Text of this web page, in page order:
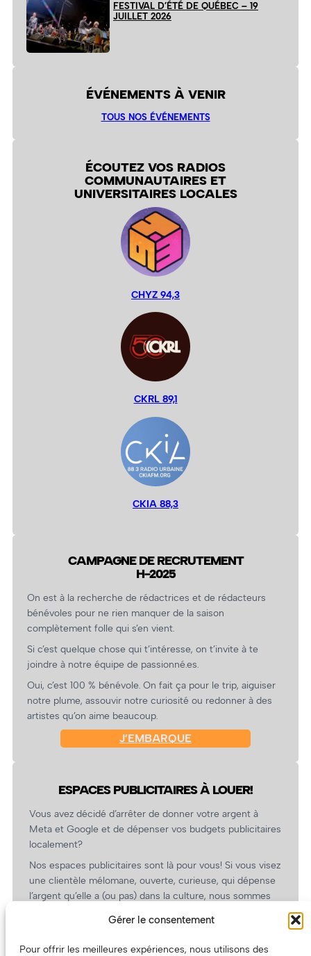
Gérer le consentement
Pour offrir les meilleures expériences, nous utilisons des
FESTIVAL D’ÉTÉ DE QUÉBEC – 19
JUILLET 2026
ÉVÉNEMENTS À VENIR
TOUS NOS ÉVÉNEMENTS
ÉCOUTEZ VOS RADIOS
COMMUNAUTAIRES ET
UNIVERSITAIRES LOCALES
CHYZ 94,3
CKRL 89,1
CKIA 88,3
CAMPAGNE DE RECRUTEMENT
H-2025
On est à la recherche de rédactrices et de rédacteurs
bénévoles pour ne rien manquer de la saison
complètement folle qui s’en vient.
Si c’est quelque chose qui t’intéresse, on t’invite à te
joindre à notre équipe de passionné.es.
Oui, c’est 100 % bénévole. On fait ça pour le trip, aiguiser
notre plume, assouvir notre curiosité ou redonner à des
artistes qu’on aime beaucoup.
J’EMBARQUE
ESPACES PUBLICITAIRES À LOUER!
Vous avez décidé d’arrêter de donner votre argent à
Meta et Google et de dépenser vos budgets publicitaires
localement?
Nos espaces publicitaires sont là pour vous! Si vous visez
une clientèle mélomane, ouverte, curieuse, qui dépense
l’argent qu’elle a (ou pas) dans la culture, nous sommes
revient.